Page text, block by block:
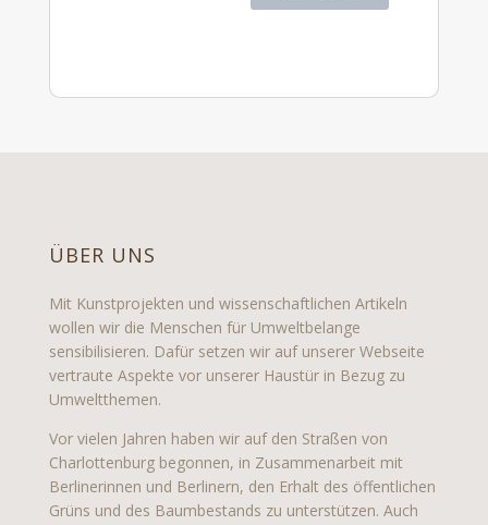
ÜBER UNS
Mit Kunstprojekten und wissenschaftlichen Artikeln
wollen wir die Menschen für Umweltbelange
sensibilisieren. Dafür setzen wir auf unserer Webseite
vertraute Aspekte vor unserer Haustür in Bezug zu
Umweltthemen.
Vor vielen Jahren haben wir auf den Straßen von
Charlottenburg begonnen, in Zusammenarbeit mit
Berlinerinnen und Berlinern, den Erhalt des öffentlichen
Grüns und des Baumbestands zu unterstützen. Auch